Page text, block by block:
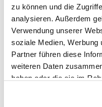
zu können und die
analysieren. Außerdem
Verwendung unserer
soziale Medien, Werbung
Partner führen diese
weiteren Daten
haben oder die sie im
Cookies, wenn Sie